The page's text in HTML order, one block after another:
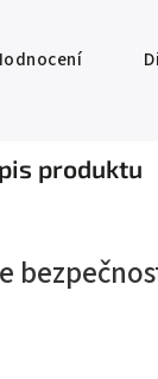
produktu